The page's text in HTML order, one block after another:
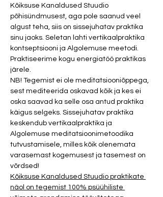
Kõiksuse Kanaldused Stuudio
põhisündmusest, aga pole saanud veel
algust teha, siis on sissejuhatav praktika
sinu jaoks. Seletan lahti vertikaalpraktika
kontseptsiooni ja Algolemuse meetodi.
Praktiseerime kogu energiatöö praktikas
järele.
NB! Tegemist ei ole meditatsiooniõppega,
sest mediteerida oskavad kõik ja kes ei
oska saavad ka selle osa antud praktika
käigus selgeks. Sissejuhatav praktika
keskendub vertikaalpraktika ja
Algolemuse meditatsioonimetoodika
tutvustamisele, milles kõik olenemata
varasemast kogemusest ja tasemest on
võrdsed!
Kõiksuse Kanaldused Stuudio praktikate
näol on tegemist 100% psüühiliste